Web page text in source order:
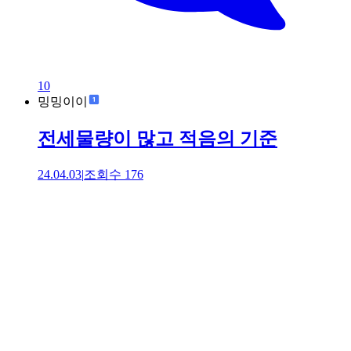
10
밍밍이이
전세물량이 많고 적음의 기준
24.04.03|조회수 176